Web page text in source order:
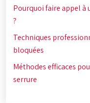
Pourquoi faire appel à
?
Techniques
bloquées
Méthodes efficaces
serrure